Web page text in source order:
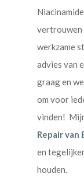
vertrouwen
werkzame
advies van
graag en
om voor
vinden!
Repair van
en
houden.